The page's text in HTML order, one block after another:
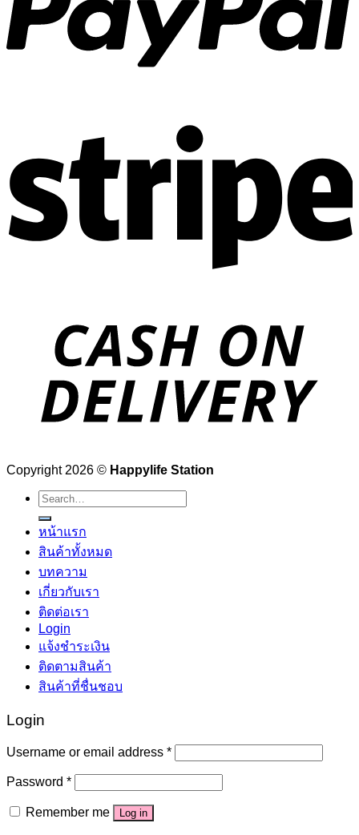
Copyright 2026 © Happylife Station
Search
for:
หน้าแรก
สินค้าทั้งหมด
บทความ
เกี่ยวกับเรา
ติดต่อเรา
Login
แจ้งชำระเงิน
ติดตามสินค้า
สินค้าที่ชื่นชอบ
Login
Username or email address *
Password *
Remember me Log in